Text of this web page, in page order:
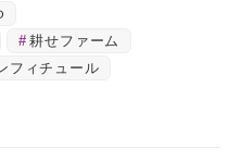
耕せファーム
フィチュール